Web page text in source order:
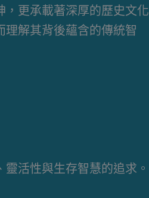
更承載著深厚的歷史文化
解其背後蘊含的傳統智
活性與生存智慧的追求。